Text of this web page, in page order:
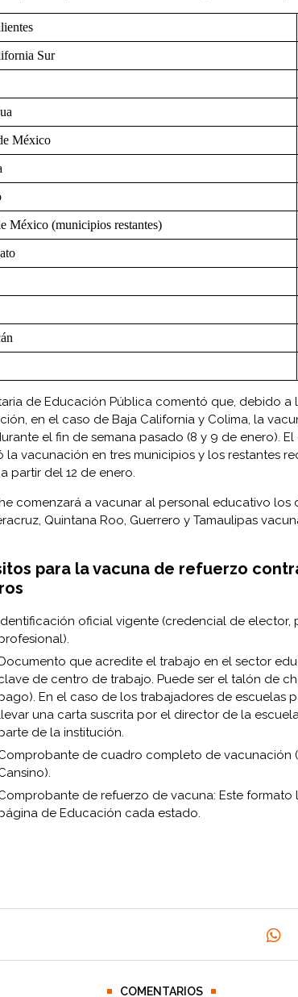
Sur
México
México (municipios restantes)
de Educación Pública comentó que, debido a
en el caso de Baja California y Colima, la
el fin de semana pasado (8 y 9 de enero).
la vacunación en tres municipios y los restantes
partir del 12 de enero.
comenzará a vacunar al personal educativo los
Quintana Roo, Guerrero y Tamaulipas
para la vacuna de refuerzo
oficial vigente (credencial de elector,
que acredite el trabajo en el sector
de centro de trabajo. Puede ser el talón de
En el caso de los trabajadores de escuelas
una carta suscrita por el director de la
de la institución.
de cuadro completo de vacunación
de refuerzo de vacuna: Este
de Educación cada estado.
COMENTARIOS